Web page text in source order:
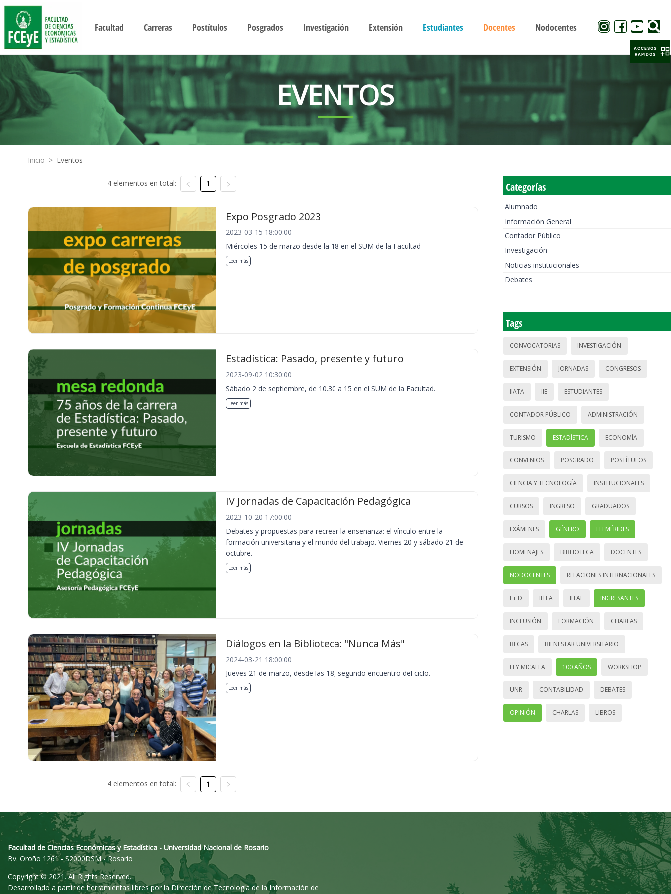
Facultad Carreras Postítulos Posgrados Investigación Extensión Estudiantes Docentes Nodocentes
EVENTOS
Inicio > Eventos
4 elementos en total: 1
Expo Posgrado 2023
2023-03-15 18:00:00
Miércoles 15 de marzo desde la 18 en el SUM de la Facultad
Leer más
Estadística: Pasado, presente y futuro
2023-09-02 10:30:00
Sábado 2 de septiembre, de 10.30 a 15 en el SUM de la Facultad.
Leer más
IV Jornadas de Capacitación Pedagógica
2023-10-20 17:00:00
Debates y propuestas para recrear la enseñanza: el vínculo entre la
formación universitaria y el mundo del trabajo. Viernes 20 y sábado 21 de
octubre.
Leer más
Diálogos en la Biblioteca: "Nunca Más"
2024-03-21 18:00:00
Jueves 21 de marzo, desde las 18, segundo encuentro del ciclo.
Leer más
4 elementos en total: 1
Categorías
Alumnado
Información General
Contador Público
Investigación
Noticias institucionales
Debates
Tags
CONVOCATORIAS INVESTIGACIÓN
EXTENSIÓN JORNADAS CONGRESOS
IIATA IIE ESTUDIANTES
CONTADOR PÚBLICO ADMINISTRACIÓN
TURISMO ESTADÍSTICA ECONOMÍA
CONVENIOS POSGRADO POSTÍTULOS
CIENCIA Y TECNOLOGÍA INSTITUCIONALES
CURSOS INGRESO GRADUADOS
EXÁMENES GÉNERO EFEMÉRIDES
HOMENAJES BIBLIOTECA DOCENTES
NODOCENTES RELACIONES INTERNACIONALES
I + D IITEA IITAE INGRESANTES
INCLUSIÓN FORMACIÓN CHARLAS
BECAS BIENESTAR UNIVERSITARIO
LEY MICAELA 100 AÑOS WORKSHOP
UNR CONTABILIDAD DEBATES
OPINIÓN CHARLAS LIBROS
Facultad de Ciencias Económicas y Estadística - Universidad Nacional de Rosario
Bv. Oroño 1261 - S2000DSM - Rosario
Copyright © 2021. All Rights Reserved.
Desarrollado a partir de herramientas libres por la Dirección de Tecnología de la Información de
ACCESOS
RAPIDOS